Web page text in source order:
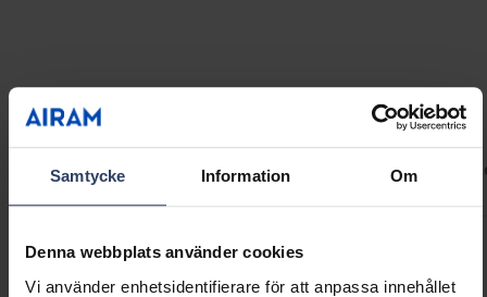
Samtycke Information Om
Denna webbplats använder cookies
Vi använder enhetsidentifierare för att anpassa innehållet
Teknisk information
ETIM Data Produktversioner Nedladdningar Koder
Konstruktion